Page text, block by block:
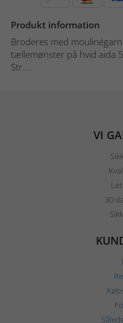
Produkt information
Broderes med
tællemønster på hvid aida
Str....
VI
30